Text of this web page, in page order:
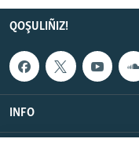
QOŞULIÑIZ!
INFO